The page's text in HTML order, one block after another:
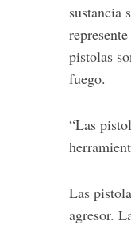
sustancia
pistolas
fuego.
“Las
Las
agresor.